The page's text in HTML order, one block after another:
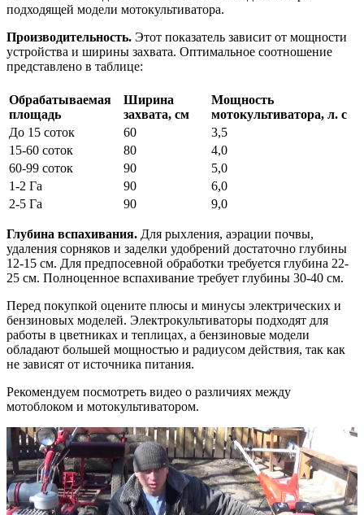
подходящей модели мотокультиватора.
Производительность. Этот показатель зависит от мощности
устройства и ширины захвата. Оптимальное соотношение
представлено в таблице:
Обрабатываемая
площадь
Ширина
захвата, см
Мощность
мотокультиватора, л. с
До 15 соток
60
3,5
15-60 соток
80
4,0
60-99 соток
90
5,0
1-2 Га
90
6,0
2-5 Га
90 9,0
Глубина вспахивания. Для рыхления, аэрации почвы,
удаления сорняков и заделки удобрений достаточно глубины
12-15 см. Для предпосевной обработки требуется глубина 22-
25 см. Полноценное вспахивание требует глубины 30-40 см.
Перед покупкой оцените плюсы и минусы электрических и
бензиновых моделей. Электрокультиваторы подходят для
работы в цветниках и теплицах, а бензиновые модели
обладают большей мощностью и радиусом действия, так как
не зависят от источника питания.
Рекомендуем посмотреть видео о различиях между
мотоблоком и мотокультиватором.